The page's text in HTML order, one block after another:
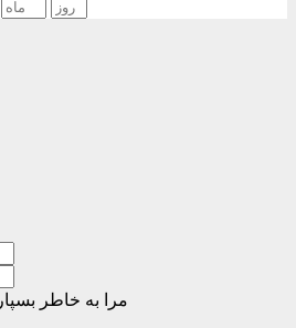
مرا به خاطر بسپار